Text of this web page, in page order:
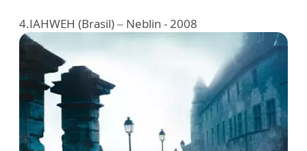
4.IAHWEH (Brasil) – Neblin - 2008